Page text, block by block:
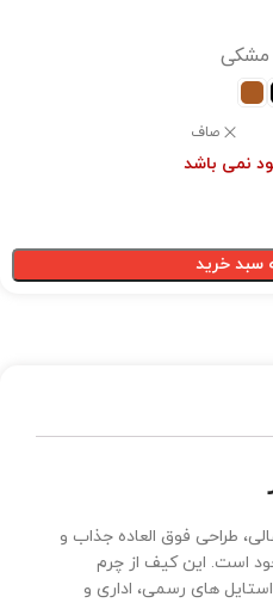
مشکی
صاف
نمی باشد
سبد خرید
طراحی فوق العاده جذاب و
است. این کیف از چرم
های رسمی، اداری و